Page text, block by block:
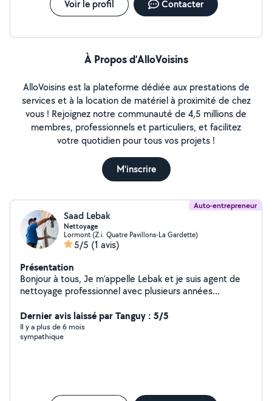
Voir le profil Contacter
À Propos d’AlloVoisins
AlloVoisins est la plateforme dédiée aux prestations de
services et à la location de matériel à proximité de chez
vous ! Rejoignez notre communauté de 4,5 millions de
membres, professionnels et particuliers, et facilitez
votre quotidien pour tous vos projets !
M'inscrire
Auto-entrepreneur
Saad Lebak
Nettoyage
Lormont (Z.i. Quatre Pavillons-La Gardette)
5/5 (1 avis)
Présentation
Bonjour à tous, Je m'appelle Lebak et je suis agent de
nettoyage professionnel avec plusieurs années
nettoyage des vitres et des bureaux, je propose des
services de qualité pour garantir des espaces de travail
impeccables et agréables.
Dernier avis laissé par Tanguy : 5/5
Il y a plus de 6 mois
sympathique